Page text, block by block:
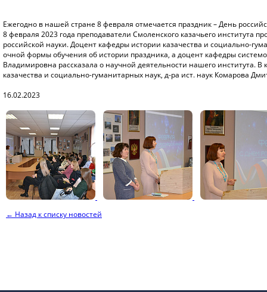
Ежегодно в нашей стране 8 февраля отмечается праздник – День
8 февраля 2023 года преподаватели Смоленского казачьего
российской науки. Доцент кафедры истории казачества и социально-
очной формы обучения об истории праздника, а доцент кафедры
Владимировна рассказала о научной деятельности нашего института.
казачества и социально-гуманитарных наук, д-ра ист. наук Комарова
16.02.2023
← Назад к списку новостей